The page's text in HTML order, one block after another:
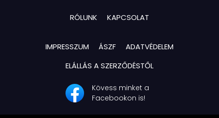
RÓLUNK KAPCSOLAT
IMPRESSZUM ÁSZF
ADATVÉDELEM
ELÁLLÁS A SZERZŐDÉSTŐL
Kövess minket a
Facebookon is!